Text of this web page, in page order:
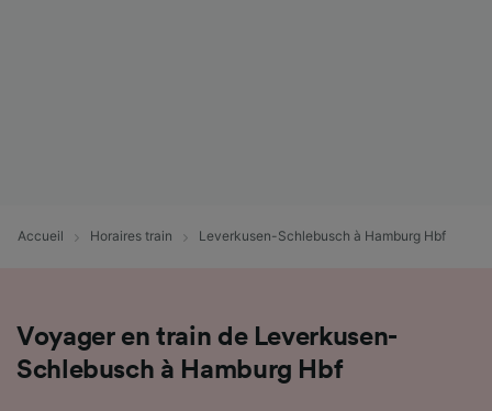
Accueil Horaires train Leverkusen-Schlebusch à Hamburg Hbf
Voyager en train de Leverkusen-
Schlebusch à Hamburg Hbf